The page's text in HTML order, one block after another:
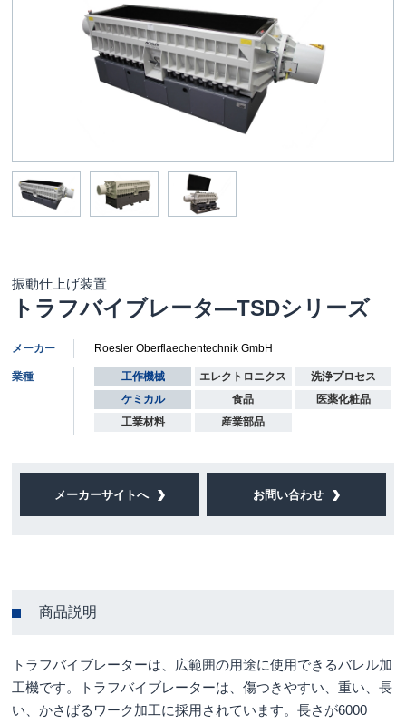
振動仕上げ装置
トラフバイブレータ―TSDシリーズ
メーカー Roesler Oberflaechentechnik GmbH
業種 工作機械 エレクトロニクス
洗浄プロセス
ケミカル
食品
医薬化粧品
工業材料
産業部品
メーカーサイトへ お問い合わせ
商品説明
トラフバイブレーターは、広範囲の用途に使用できるバレル加
工機です。トラフバイブレーターは、傷つきやすい、重い、長
い、かさばるワーク加工に採用されています。長さが6000